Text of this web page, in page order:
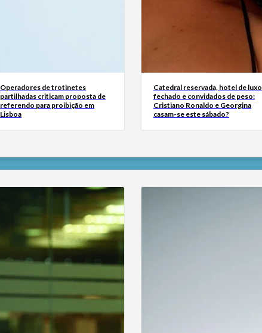
Operadores de trotinetes
partilhadas criticam proposta de
referendo para proibição em
Lisboa
Catedral reservada, hotel de luxo
fechado e convidados de peso:
Cristiano Ronaldo e Georgina
casam-se este sábado?